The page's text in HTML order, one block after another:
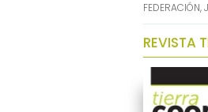
FEDERACIÓN,
REVISTA